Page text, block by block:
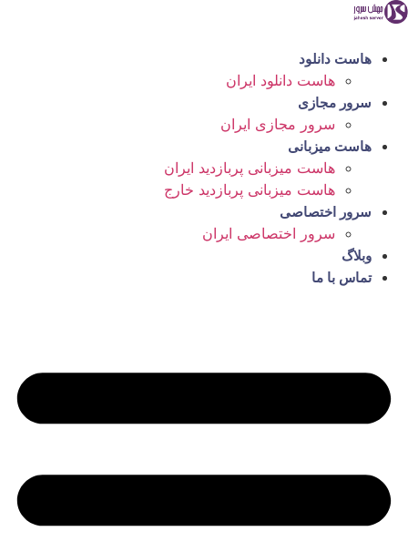
پرش
محتوا
هاست دانلود
هاست دانلود ایران
سرور مجازی
سرور مجازی ایران
هاست میزبانی
هاست میزبانی پربازدید ایران
هاست میزبانی پربازدید خارج
سرور اختصاصی
سرور اختصاصی ایران
وبلاگ
تماس با ما